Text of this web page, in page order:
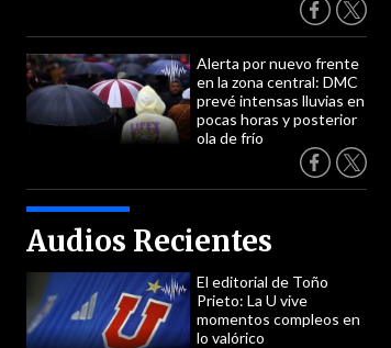
Alerta por nuevo frente
en la zona central: DMC
prevé intensas lluvias en
pocas horas y posterior
ola de frío
Audios Recientes
El editorial de Toño
Prieto: La U vive
momentos compleos en
lo valórico